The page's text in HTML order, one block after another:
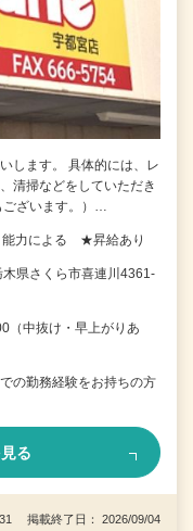
します。 具体的には、レ
清掃などをしていただき
ございます。）…
力による ★昇給あり
県さくら市喜連川4361-
（中抜け・早上がりあ
の勤務経験をお持ちの方
る
掲載終了日： 2026/09/04